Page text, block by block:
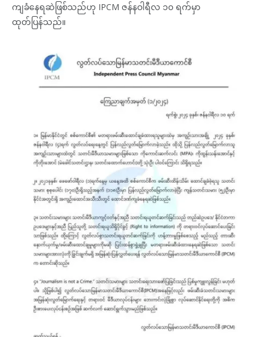
ကျခံနေရဆဲဖြစ်သည်ဟု IPCM ဇန်နဝါရီလ ၁၀ ရက်မှာ
ထုတ်ပြန်သည်။